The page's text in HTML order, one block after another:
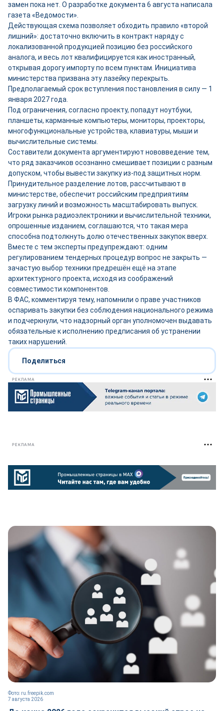
замен пока нет. О разработке документа 6 августа написала
газета «Ведомости».
Действующая схема позволяет обходить правило «второй
лишний»: достаточно включить в контракт наряду с
локализованной продукцией позицию без российского
аналога, и весь лот квалифицируется как иностранный,
открывая дорогу импорту по всем пунктам. Инициатива
министерства призвана эту лазейку перекрыть.
Предполагаемый срок вступления постановления в силу — 1
января 2027 года.
Под ограничения, согласно проекту, попадут ноутбуки,
планшеты, карманные компьютеры, мониторы, проекторы,
многофункциональные устройства, клавиатуры, мыши и
вычислительные системы.
Составители документа аргументируют нововведение тем,
что ряд заказчиков осознанно смешивает позиции с разным
допуском, чтобы вывести закупку из-под защитных норм.
Принудительное разделение лотов, рассчитывают в
министерстве, обеспечит российским предприятиям
загрузку линий и возможность масштабировать выпуск.
Игроки рынка радиоэлектроники и вычислительной техники,
опрошенные изданием, соглашаются, что такая мера
способна подтолкнуть долю отечественных закупок вверх.
Вместе с тем эксперты предупреждают: одним
регулированием тендерных процедур вопрос не закрыть —
зачастую выбор техники предрешён ещё на этапе
архитектурного проекта, исходя из соображений
совместимости компонентов.
В ФАС, комментируя тему, напомнили о праве участников
оспаривать закупки без соблюдения национального режима
и подчеркнули, что надзорный орган уполномочен выдавать
обязательные к исполнению предписания об устранении
таких нарушений.
Поделиться
РЕКЛАМА
РЕКЛАМА
7 августа 2026
Фото: ru.freepik.com